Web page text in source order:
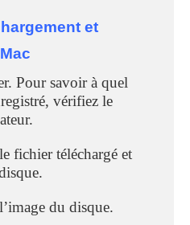
et
Pour savoir à quel
vérifiez le
fichier téléchargé et
du disque.